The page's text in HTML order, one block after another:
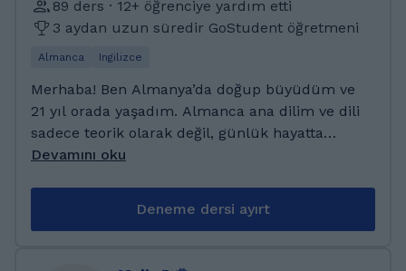
olarak çalıştım.
89 ders · 12+ öğrenciye yardım etti
3 aydan uzun süredir GoStudent öğretmeni
Almanca Ingilizce
Merhaba! Ben Almanya’da doğup büyüdüm ve
21 yıl orada yaşadım. Almanca ana dilim ve dili
sadece teorik olarak değil, günlük hayatta
doğal kullanımıyla öğretiyorum. 10 ay boyunca
ders vermeye devam ediyorum. Farklı yaş
Devamını oku
Deneme dersi ayırt